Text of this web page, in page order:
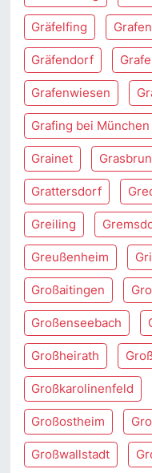
Gräfelfing
Gräfendorf
Grafenwiesen
Grafing bei München
Grainet
Grattersdorf
Greiling
Greußenheim
Großaitingen
Großenseebach
Großheirath
Großkarolinenfeld
Großostheim
Großwallstadt